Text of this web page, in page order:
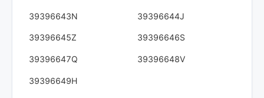
39396643N 39396644J
39396645Z 39396646S
39396647Q 39396648V
39396649H